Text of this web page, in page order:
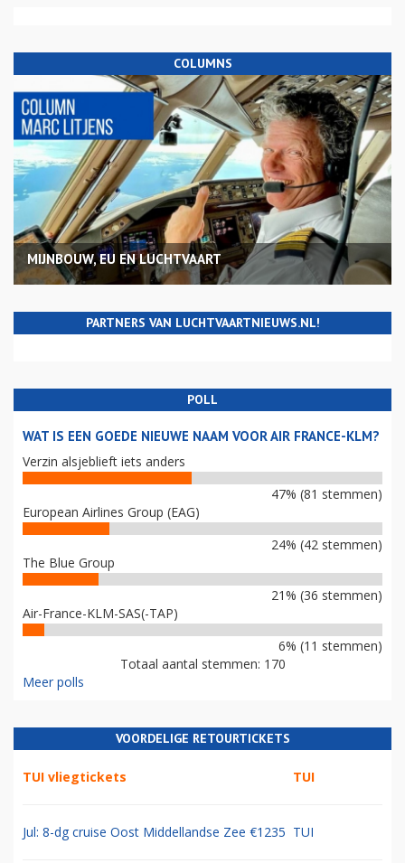
COLUMNS
MIJNBOUW, EU EN LUCHTVAART
PARTNERS VAN LUCHTVAARTNIEUWS.NL!
POLL
WAT IS EEN GOEDE NIEUWE NAAM VOOR AIR FRANCE-KLM?
Verzin alsjeblieft iets anders
47% (81 stemmen)
European Airlines Group (EAG)
24% (42 stemmen)
The Blue Group
21% (36 stemmen)
Air-France-KLM-SAS(-TAP)
6% (11 stemmen)
Totaal aantal stemmen: 170
Meer polls
VOORDELIGE RETOURTICKETS
TUI vliegtickets TUI
Jul: 8-dg cruise Oost Middellandse Zee €1235 TUI